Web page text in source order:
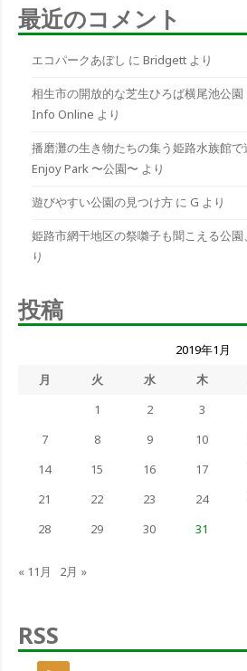
ゴ
リ
最近のコメント
エコパークあぼし に Bridgett より
相生市の開放的な芝生ひろば横尾池公園
Info Online より
播磨灘の生き物たちの集う姫路水族館で
Enjoy Park 〜公園〜 より
遊びやすい公園の見つけ方 に G より
姫路市網干地区の祭囃子も聞こえる公
り
投稿
2019年1月
月
火 水 木
1
2 3
7
8 9 10
14
15 16 17
21
22 23 24
28
29 30 31
« 11月 2月 »
RSS